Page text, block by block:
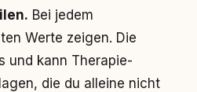
Bei jedem
Werte zeigen. Die
und kann Therapie-
die du alleine nicht